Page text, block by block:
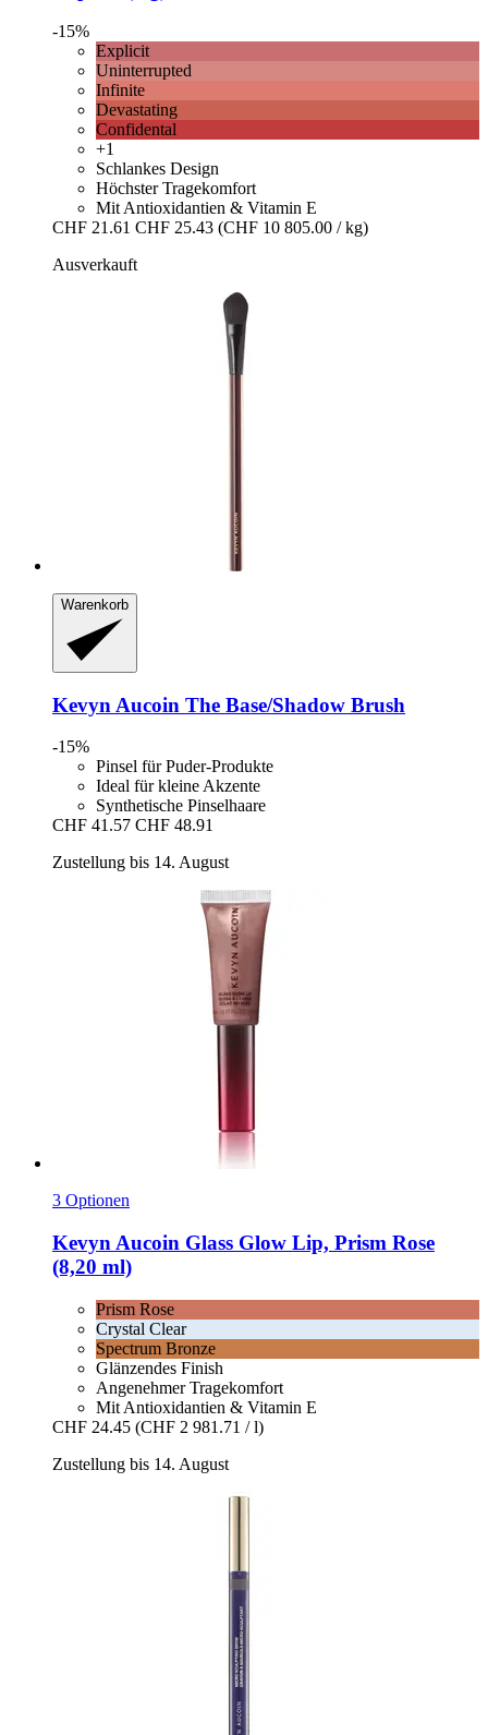
-15%
Explicit
Uninterrupted
Infinite
Devastating
Confidental
+1
Schlankes Design
Höchster Tragekomfort
Mit Antioxidantien & Vitamin E
CHF 21.61 CHF 25.43 (CHF 10 805.00 / kg)
Ausverkauft
Warenkorb
Kevyn Aucoin The Base/Shadow Brush
-15%
Pinsel für Puder-Produkte
Ideal für kleine Akzente
Synthetische Pinselhaare
CHF 41.57 CHF 48.91
Zustellung bis 14. August
3 Optionen
Kevyn Aucoin Glass Glow Lip, Prism Rose
(8,20 ml)
Prism Rose
Crystal Clear
Spectrum Bronze
Glänzendes Finish
Angenehmer Tragekomfort
Mit Antioxidantien & Vitamin E
CHF 24.45 (CHF 2 981.71 / l)
Zustellung bis 14. August